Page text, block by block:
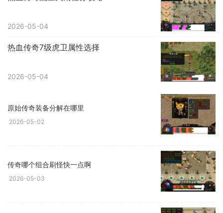
2026-05-04
热血传奇7级虎卫属性选择
2026-05-04
原始传奇装备分解在哪里
2026-05-02
传奇哪个组合刷怪快一点啊
2026-05-03